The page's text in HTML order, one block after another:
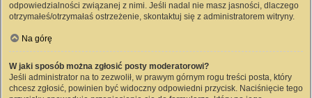
odpowiedzialności związanej z nimi. Jeśli nadal nie masz jasności, dlaczego
otrzymałeś/otrzymałaś ostrzeżenie, skontaktuj się z administratorem witryny.
Na górę
W jaki sposób można zgłosić posty moderatorowi?
Jeśli administrator na to zezwolił, w prawym górnym rogu treści posta, który
chcesz zgłosić, powinien być widoczny odpowiedni przycisk. Naciśnięcie tego